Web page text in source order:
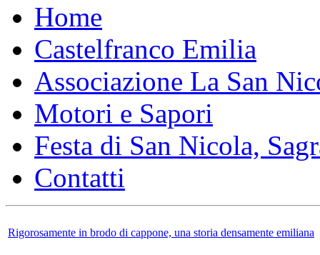
Home
Castelfranco Emilia
Associazione La San
Motori e Sapori
Festa di San Nicola,
Contatti
Rigorosamente in brodo di cappone, una storia densamente emiliana